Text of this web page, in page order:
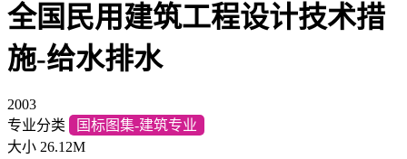
全国民用建筑工程设计技术措
施-给水排水
2003
专业分类
国标图集-建筑专业
大小 26.12M